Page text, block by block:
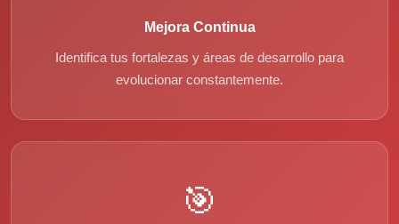
Mejora Continua
Identifica tus fortalezas y áreas de desarrollo para
evolucionar constantemente.
🎯